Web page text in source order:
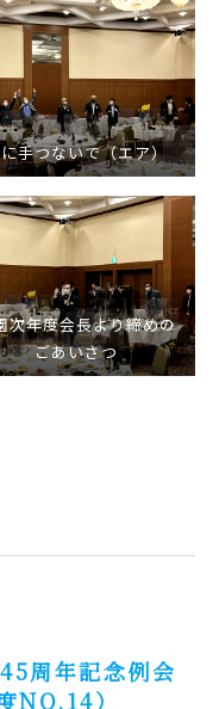
手つないで（エア）
次年度会長より締めの
ごあいさつ
周年記念例会
NO.14）